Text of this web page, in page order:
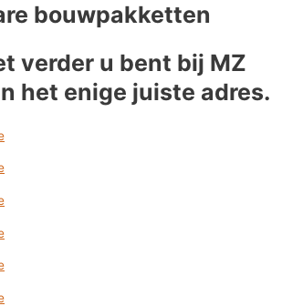
bouwpakketten
verder u bent bij MZ
het enige juiste adres.